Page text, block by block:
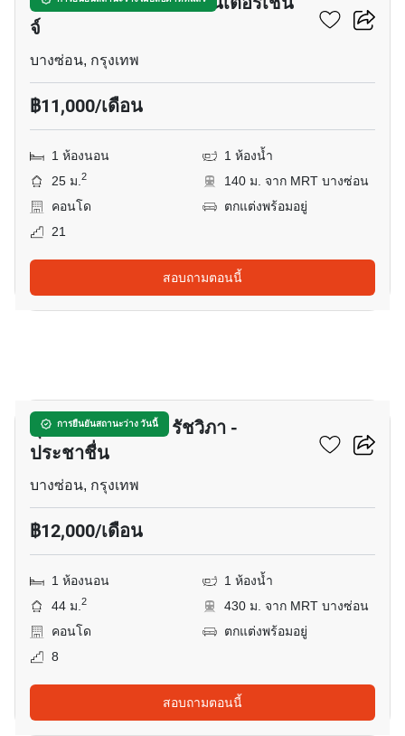
จ์
บางซ่อน, กรุงเทพ
฿11,000/เดือน
1 ห้องนอน
1 ห้องน้ำ
25 ม.2
140 ม. จาก MRT บางซ่อน
คอนโด
ตกแต่งพร้อมอยู่
21
สอบถามตอนนี้
การยืนยันสถานะว่าง วันนี้
ศุภาลัย เวอเรนด้า รัชวิภา -
ประชาชื่น
บางซ่อน, กรุงเทพ
฿12,000/เดือน
1 ห้องนอน
1 ห้องน้ำ
44 ม.2
430 ม. จาก MRT บางซ่อน
คอนโด
ตกแต่งพร้อมอยู่
8
สอบถามตอนนี้